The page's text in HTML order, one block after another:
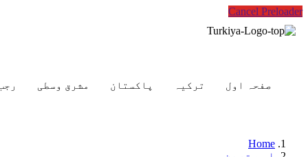
Cancel Preloader
صفحہ اول ترکیہ پاکستان مشرق وسطی
Home